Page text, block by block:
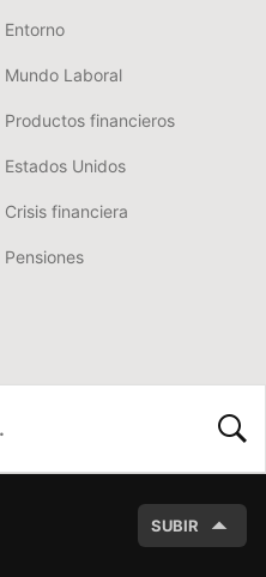
Entorno
Mundo Laboral
Productos financieros
Estados Unidos
Crisis financiera
Pensiones
SUBIR